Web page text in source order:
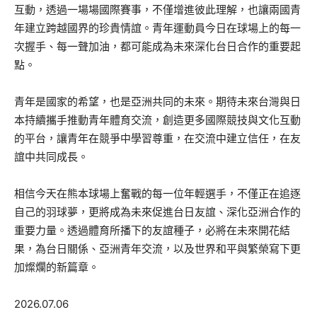
互動，透過一場場國際賽事，不僅增進彼此理解，也讓兩國青
年建立跨越國界的珍貴情誼。青年運動員今日在球場上的每一
次握手、每一聲加油，都可能成為未來深化台日合作的重要起
點。
青年是國家的希望，也是亞洲共同的未來。期待未來台灣與日
本持續攜手推動青年體育交流，創造更多國際競技與文化互動
的平台，讓青年在競爭中學習尊重，在交流中建立信任，在友
誼中共同成長。
相信今天在熊本球場上奮戰的每一位年輕選手，不僅正在追逐
自己的羽球夢，更將成為未來促進台日友誼、深化亞洲合作的
重要力量。透過體育所播下的友誼種子，必將在未來開花結
果，為台日關係、亞洲青年交流，以及世界和平與繁榮寫下更
加燦爛的新篇章。
2026.07.06